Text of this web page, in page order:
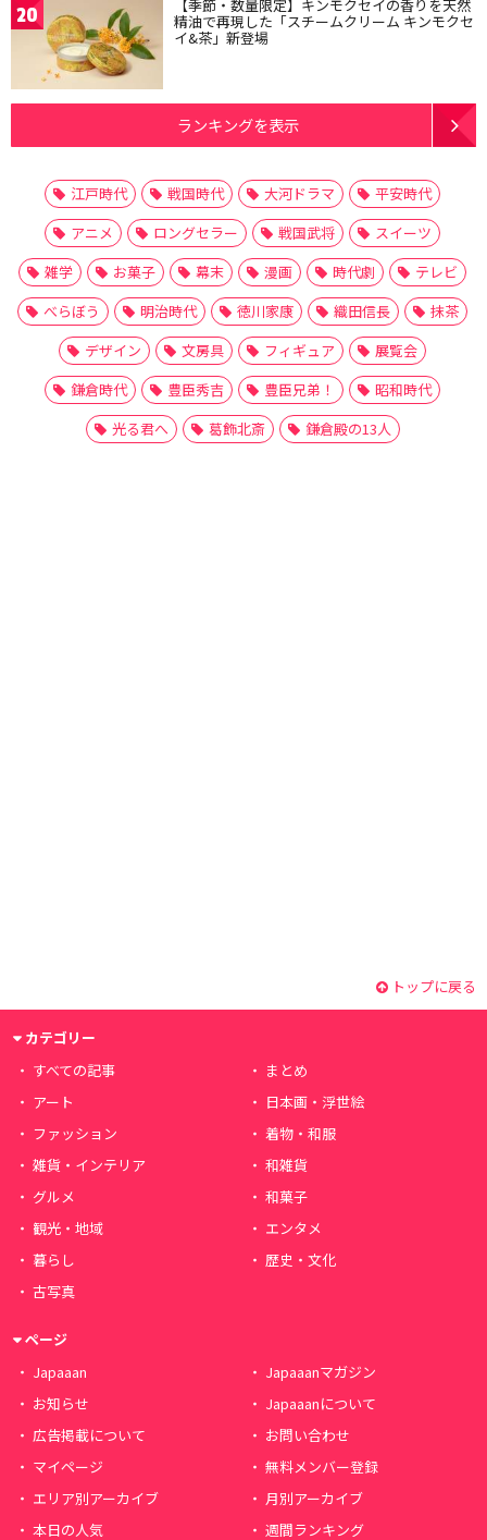
20 【季節・数量限定】キンモクセイの香りを天然
精油で再現した「スチームクリーム キンモクセ
イ&茶」新登場
ランキングを表示
江戸時代 戦国時代 大河ドラマ
平安時代
アニメ
ロングセラー 戦国武将
スイーツ
雑学
お菓子 幕末 漫画 時代劇
テレビ
べらぼう
明治時代 徳川家康 織田信長
抹茶
デザイン
文房具 フィギュア
展覧会
鎌倉時代
豊臣秀吉 豊臣兄弟！
昭和時代
光る君へ
葛飾北斎 鎌倉殿の13人
トップに戻る
カテゴリー
すべての記事
まとめ
アート
日本画・浮世絵
ファッション
着物・和服
雑貨・インテリア
和雑貨
グルメ
和菓子
観光・地域
エンタメ
暮らし
歴史・文化
古写真
ページ
Japaaan
Japaaanマガジン
お知らせ
Japaaanについて
広告掲載について
お問い合わせ
マイページ
無料メンバー登録
エリア別アーカイブ
月別アーカイブ
本日の人気
週間ランキング